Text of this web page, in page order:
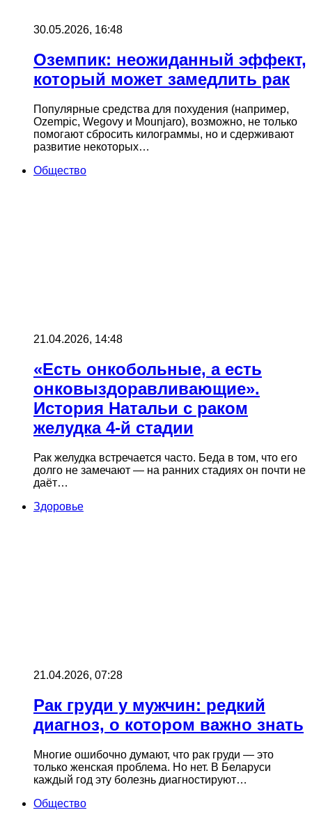
30.05.2026, 16:48
Оземпик: неожиданный эффект,
который может замедлить рак
Популярные средства для похудения (например,
Ozempic, Wegovy и Mounjaro), возможно, не только
помогают сбросить килограммы, но и сдерживают
развитие некоторых…
Общество
21.04.2026, 14:48
«Есть онкобольные, а есть
онковыздоравливающие».
История Натальи с раком
желудка 4-й стадии
Рак желудка встречается часто. Беда в том, что его
долго не замечают — на ранних стадиях он почти не
даёт…
Здоровье
21.04.2026, 07:28
Рак груди у мужчин: редкий
диагноз, о котором важно знать
Многие ошибочно думают, что рак груди — это
только женская проблема. Но нет. В Беларуси
каждый год эту болезнь диагностируют…
Общество